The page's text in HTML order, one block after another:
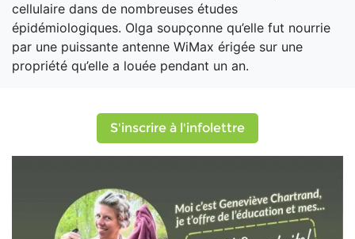
cellulaire dans de nombreuses études
épidémiologiques. Olga soupçonne qu’elle fut nourrie
par une puissante antenne WiMax érigée sur une
propriété qu’elle a louée pendant un an.
S'inscrire à l'infolettre